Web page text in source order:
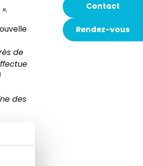
Contact
Rendez-vous
de
des
en
à